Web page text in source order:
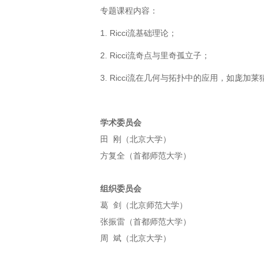
专题课程内容：
1. Ricci流基础理论；
2. Ricci流奇点与里奇孤立子；
3. Ricci流在几何与拓扑中的应用，如庞加莱
学术委员会
田 刚（北京大学）
方复全（首都师范大学）
组织委员会
葛 剑（北京师范大学）
张振雷（首都师范大学）
周 斌（北京大学）